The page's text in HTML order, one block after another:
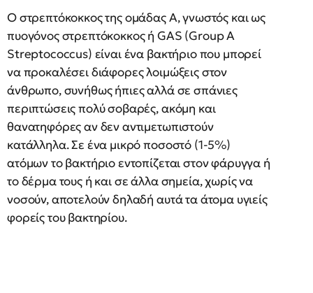
Ο στρεπτόκοκκος της ομάδας Α, γνωστός και ως
πυογόνος στρεπτόκοκκος ή GAS (Group A
Streptococcus) είναι ένα βακτήριο που μπορεί
να προκαλέσει διάφορες λοιμώξεις στον
άνθρωπο, συνήθως ήπιες αλλά σε σπάνιες
περιπτώσεις πολύ σοβαρές, ακόμη και
θανατηφόρες αν δεν αντιμετωπιστούν
κατάλληλα. Σε ένα μικρό ποσοστό (1-5%)
ατόμων το βακτήριο εντοπίζεται στον φάρυγγα ή
το δέρμα τους ή και σε άλλα σημεία, χωρίς να
νοσούν, αποτελούν δηλαδή αυτά τα άτομα υγιείς
φορείς του βακτηρίου.